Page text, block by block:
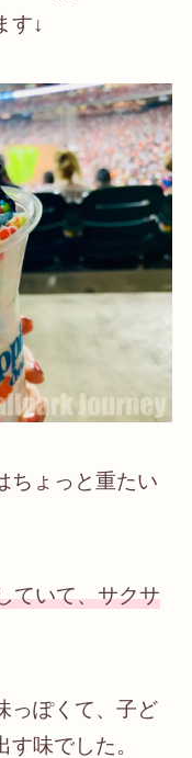
す↓
ちょっと重たい
ていて、サクサ
っぽくて、子ど
味でした。